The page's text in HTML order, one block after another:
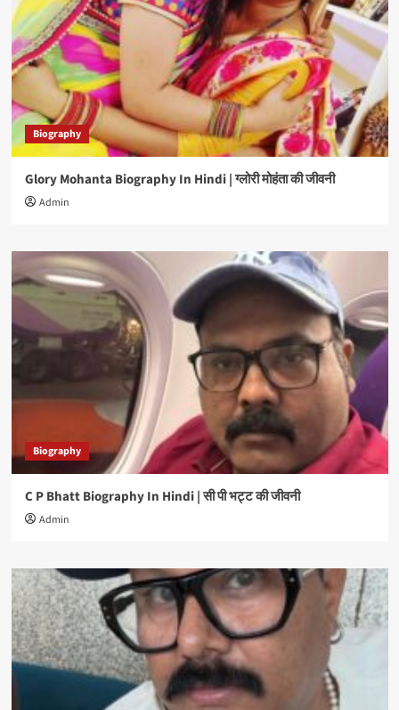
Biography
Glory Mohanta Biography In Hindi | ग्लोरी मोहंता की जीवनी
Admin
Biography
C P Bhatt Biography In Hindi | सी पी भट्ट की जीवनी
Admin